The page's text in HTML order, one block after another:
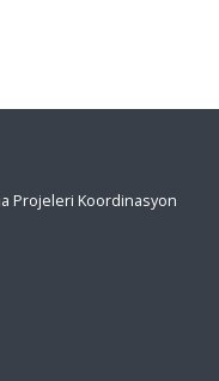
Projeleri Koordinasyon